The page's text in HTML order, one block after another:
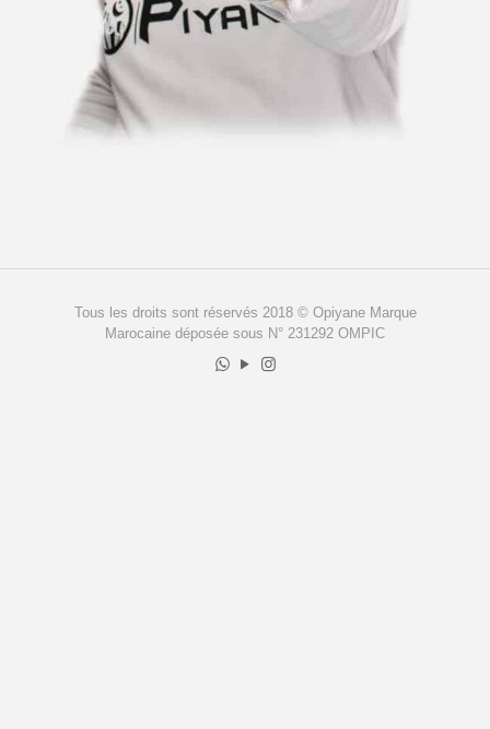
Tous les droits sont réservés 2018 © Opiyane Marque
Marocaine déposée sous N° 231292 OMPIC